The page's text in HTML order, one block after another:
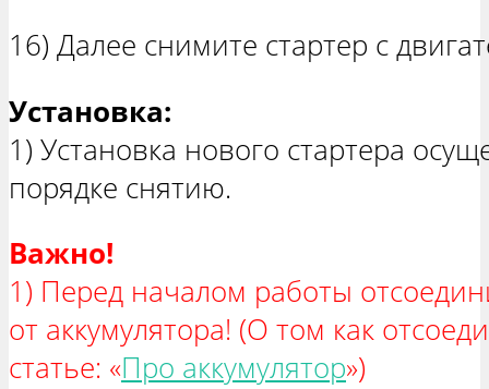
16) Далее снимите стартер с
Установка:
1) Установка нового стартера
порядке снятию.
Важно!
1) Перед началом работы
от аккумулятора! (О том как
статье: «Про аккумулятор»)